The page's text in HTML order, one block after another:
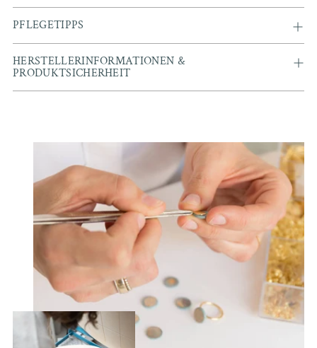
produit
à
votre
panier
PFLEGETIPPS
HERSTELLERINFORMATIONEN &
PRODUKTSICHERHEIT